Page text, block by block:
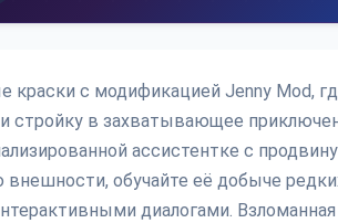
краски с модификацией Jenny Mod,
в захватывающее
ассистентке с
обучайте её добыче
диалогами. Взломанная